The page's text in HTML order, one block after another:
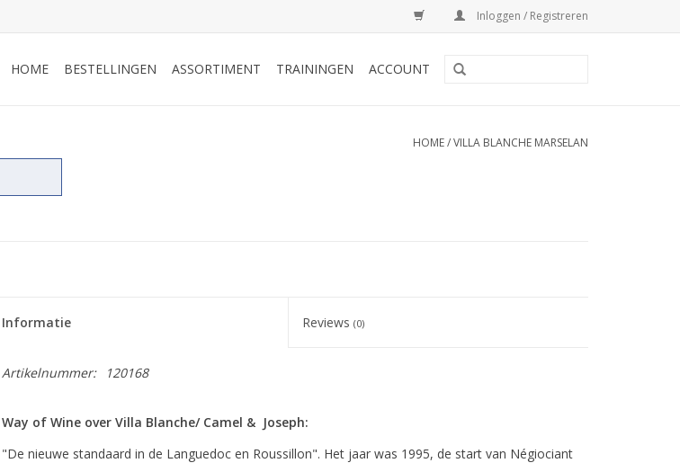
Inloggen / Registreren
HOME BESTELLINGEN ASSORTIMENT TRAININGEN ACCOUNT
HOME/VILLA BLANCHE MARSELAN
Informatie Reviews(0)
Artikelnummer: 120168
Way of Wine over Villa Blanche/ Camel & Joseph:
"De nieuwe standaard in de Languedoc en Roussillon". Het jaar was 1995, de start van Négiociant